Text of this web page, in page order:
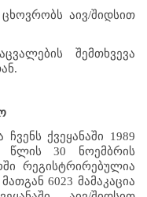
აივ/შიდსით
შემთხვევა
ქვეყანაში 1989
წლის 30 ნოემბრის
რეგისტრირებულია
6023 მამაკაცია